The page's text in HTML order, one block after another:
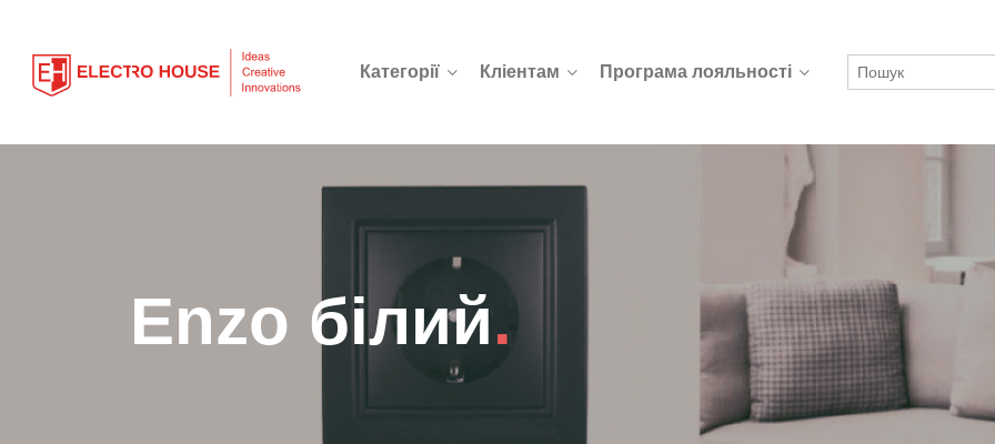
Категорії Кліентам Програма лояльності
Enzo білий.